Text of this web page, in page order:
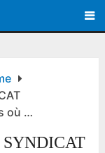
où …
SYNDICAT